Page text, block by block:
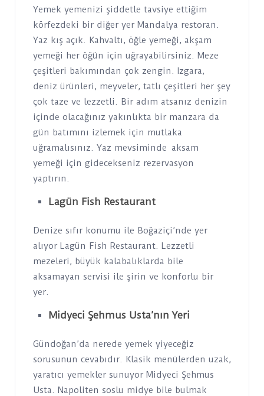
Yemek yemenizi şiddetle tavsiye ettiğim
körfezdeki bir diğer yer Mandalya restoran.
Yaz kış açık. Kahvaltı, öğle yemeği, akşam
yemeği her öğün için uğrayabilirsiniz. Meze
çeşitleri bakımından çok zengin. Izgara,
deniz ürünleri, meyveler, tatlı çeşitleri her şey
çok taze ve lezzetli. Bir adım atsanız denizin
içinde olacağınız yakınlıkta bir manzara da
gün batımını izlemek için mutlaka
uğramalısınız. Yaz mevsiminde aksam
yemeği için gidecekseniz rezervasyon
yaptırın.
Lagün Fish Restaurant
Denize sıfır konumu ile Boğaziçi’nde yer
alıyor Lagün Fish Restaurant. Lezzetli
mezeleri, büyük kalabalıklarda bile
aksamayan servisi ile şirin ve konforlu bir
yer.
Midyeci Şehmus Usta’nın Yeri
Gündoğan’da nerede yemek yiyeceğiz
sorusunun cevabıdır. Klasik menülerden uzak,
yaratıcı yemekler sunuyor Midyeci Şehmus
Usta. Napoliten soslu midye bile bulmak